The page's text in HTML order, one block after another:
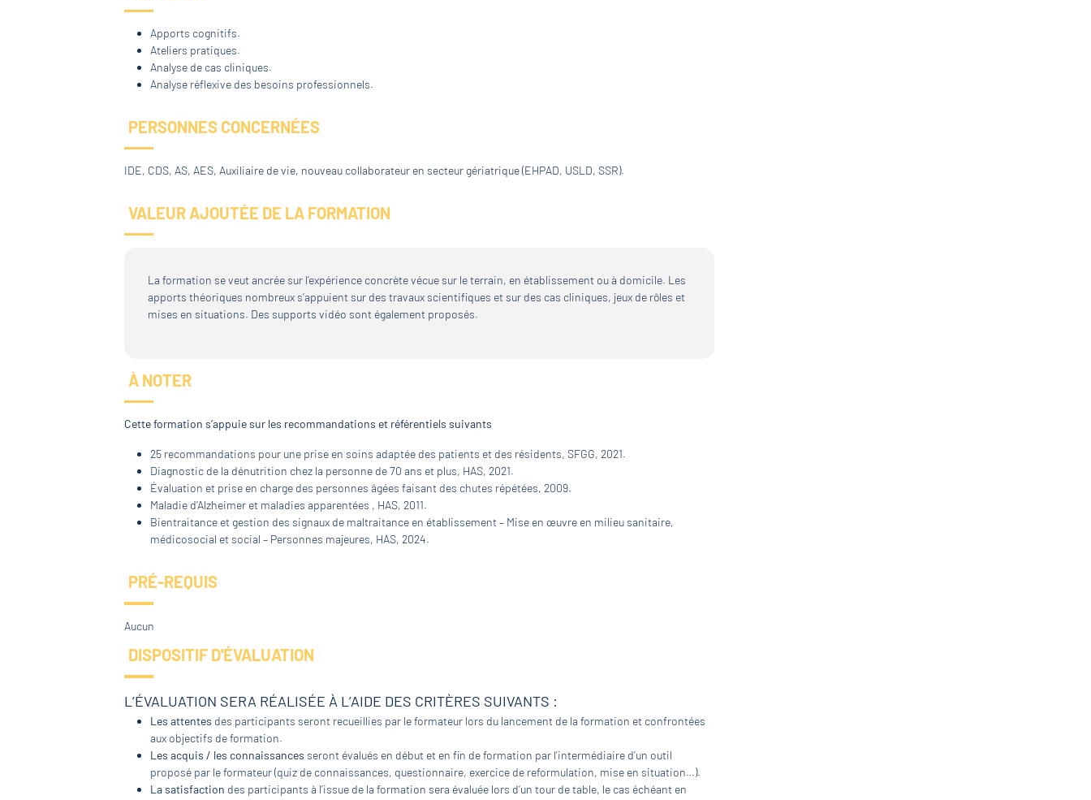
Apports cognitifs.
Ateliers pratiques.
Analyse de cas cliniques.
Analyse réflexive des besoins professionnels.
PERSONNES CONCERNÉES
IDE, CDS, AS, AES, Auxiliaire de vie, nouveau collaborateur en secteur gériatrique (EHPAD, USLD, SSR).
VALEUR AJOUTÉE DE LA FORMATION
La formation se veut ancrée sur l’expérience concrète vécue sur le terrain, en établissement ou à domicile. Les
apports théoriques nombreux s’appuient sur des travaux scientifiques et sur des cas cliniques, jeux de rôles et
mises en situations. Des supports vidéo sont également proposés.
À NOTER
Cette formation s’appuie sur les recommandations et référentiels suivants
25 recommandations pour une prise en soins adaptée des patients et des résidents, SFGG, 2021.
Diagnostic de la dénutrition chez la personne de 70 ans et plus, HAS, 2021.
Évaluation et prise en charge des personnes âgées faisant des chutes répétées, 2009.
Maladie d’Alzheimer et maladies apparentées , HAS, 2011.
Bientraitance et gestion des signaux de maltraitance en établissement – Mise en œuvre en milieu sanitaire,
médicosocial et social – Personnes majeures, HAS, 2024.
PRÉ-REQUIS
Aucun
DISPOSITIF D'ÉVALUATION
L’ÉVALUATION SERA RÉALISÉE À L’AIDE DES CRITÈRES SUIVANTS :
Les attentes des participants seront recueillies par le formateur lors du lancement de la formation et confrontées
aux objectifs de formation.
Les acquis / les connaissances seront évalués en début et en fin de formation par l’intermédiaire d’un outil
proposé par le formateur (quiz de connaissances, questionnaire, exercice de reformulation, mise en situation…).
La satisfaction des participants à l’issue de la formation sera évaluée lors d’un tour de table, le cas échéant en